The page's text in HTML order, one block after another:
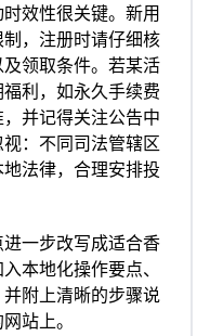
效性很关键。新用
，注册时请仔细核
领取条件。若某活
利，如永久手续费
并记得关注公告中
：不同司法管辖区
法律，合理安排投
一步改写成适合香
本地化操作要点、
附上清晰的步骤说
站上。